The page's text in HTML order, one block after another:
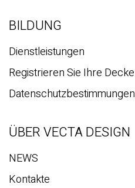
BILDUNG
Dienstleistungen
Registrieren Sie Ihre Decke
Datenschutzbestimmungen
ÜBER VECTA DESIGN
NEWS
Kontakte